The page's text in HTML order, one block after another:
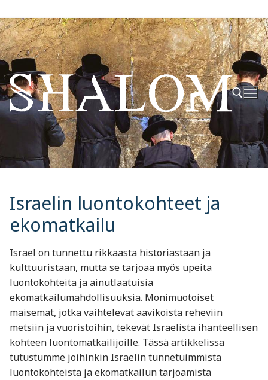
Hyppää
sisältöön
Hae:
Israelin luontokohteet ja
ekomatkailu
Israel on tunnettu rikkaasta historiastaan ja
kulttuuristaan, mutta se tarjoaa myös upeita
luontokohteita ja ainutlaatuisia
ekomatkailumahdollisuuksia. Monimuotoiset
maisemat, jotka vaihtelevat aavikoista reheviin
metsiin ja vuoristoihin, tekevät Israelista ihanteellisen
kohteen luontomatkailijoille. Tässä artikkelissa
tutustumme joihinkin Israelin tunnetuimmista
luontokohteista ja ekomatkailun tarjoamista